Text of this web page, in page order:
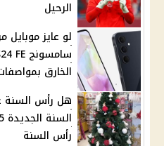
الرحيل
لو عايز
الخارق
هل رأس
رأس السنة